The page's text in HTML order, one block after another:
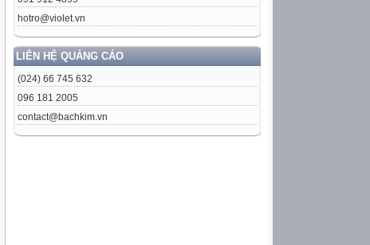
hotro@violet.vn
LIÊN HỆ QUẢNG CÁO
(024) 66 745 632
096 181 2005
contact@bachkim.vn